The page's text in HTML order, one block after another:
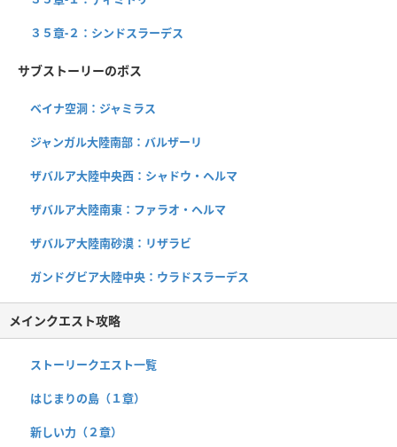
３５章-２：シンドスラーデス
サブストーリーのボス
ベイナ空洞：ジャミラス
ジャンガル大陸南部：バルザーリ
ザバルア大陸中央西：シャドウ・ヘルマ
ザバルア大陸南東：ファラオ・ヘルマ
ザバルア大陸南砂漠：リザラビ
ガンドグビア大陸中央：ウラドスラーデス
メインクエスト攻略
ストーリークエスト一覧
はじまりの島（１章）
新しい力（２章）